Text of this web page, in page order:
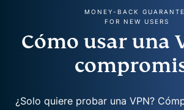
MONEY-BACK
FOR NEW USERS
Cómo usar una
¿Solo quiere probar una VPN?